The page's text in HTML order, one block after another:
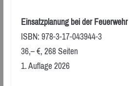
Einsatzplanung bei der Feuerwehr
ISBN: 978-3-17-043944-3
36,– €, 268 Seiten
1. Auflage 2026